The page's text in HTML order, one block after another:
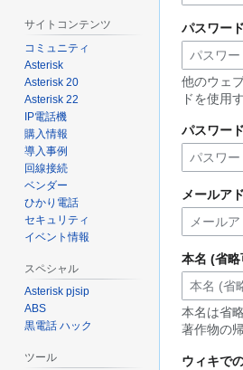
ー
シ
ン
に
移
動
移
動
パスワード
他のウェ
ドを使用
パスワー
メールア
本名 (省略
本名は省
著作物の
ウィキで
サイトコンテンツ
コミュニティ
Asterisk
Asterisk 20
Asterisk 22
IP電話機
購入情報
導入事例
回線接続
ベンダー
ひかり電話
セキュリティ
イベント情報
スペシャル
Asterisk pjsip
ABS
黒電話 ハック
ツール